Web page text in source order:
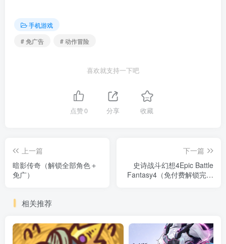
手机游戏
# 免广告
# 动作冒险
喜欢就支持一下吧
点赞0 分享 收藏
上一篇
暗影传奇（解锁全部角色＋
免广）
下一篇
史诗战斗幻想4Epic Battle
Fantasy4（免付费解锁完整
相关推荐